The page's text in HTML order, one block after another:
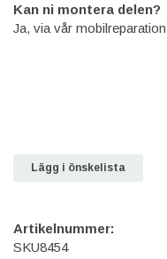
Kan ni montera delen?
Ja, via vår
Lägg i önskelista
Artikelnummer:
SKU8454